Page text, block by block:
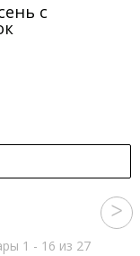
с
1 - 16 из 27